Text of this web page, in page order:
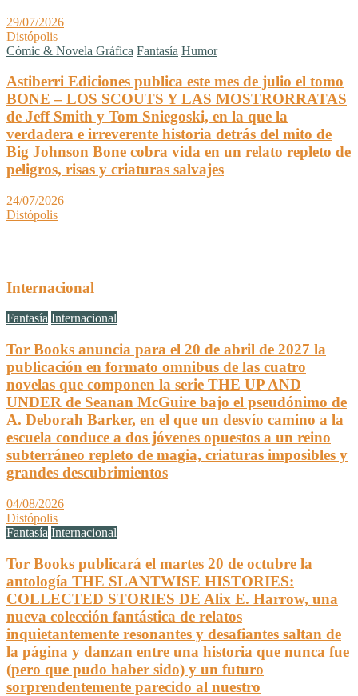
29/07/2026
Distópolis
Cómic & Novela Gráfica Fantasía Humor
Astiberri Ediciones publica este mes de julio el tomo
BONE – LOS SCOUTS Y LAS MOSTRORRATAS
de Jeff Smith y Tom Sniegoski, en la que la
verdadera e irreverente historia detrás del mito de
Big Johnson Bone cobra vida en un relato repleto de
peligros, risas y criaturas salvajes
24/07/2026
Distópolis
Internacional
Fantasía Internacional
Tor Books anuncia para el 20 de abril de 2027 la
publicación en formato omnibus de las cuatro
novelas que componen la serie THE UP AND
UNDER de Seanan McGuire bajo el pseudónimo de
A. Deborah Barker, en el que un desvío camino a la
escuela conduce a dos jóvenes opuestos a un reino
subterráneo repleto de magia, criaturas imposibles y
grandes descubrimientos
04/08/2026
Distópolis
Fantasía Internacional
Tor Books publicará el martes 20 de octubre la
antología THE SLANTWISE HISTORIES:
COLLECTED STORIES DE Alix E. Harrow, una
nueva colección fantástica de relatos
inquietantemente resonantes y desafiantes saltan de
la página y danzan entre una historia que nunca fue
(pero que pudo haber sido) y un futuro
sorprendentemente parecido al nuestro